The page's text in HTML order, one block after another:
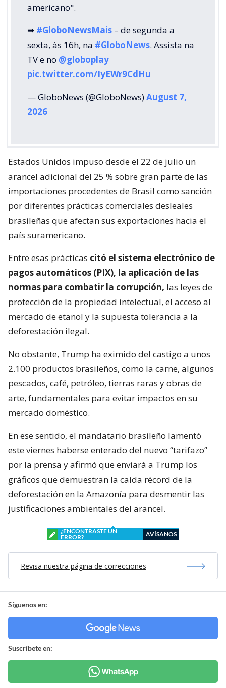
americano".
➡ #GloboNewsMais – de segunda a
sexta, às 16h, na #GloboNews. Assista na
TV e no @globoplay
pic.twitter.com/IyEWr9CdHu
— GloboNews (@GloboNews)August 7,
2026
Estados Unidos impuso desde el 22 de julio un
arancel adicional del 25 % sobre gran parte de las
importaciones procedentes de Brasil como sanción
por diferentes prácticas comerciales desleales
brasileñas que afectan sus exportaciones hacia el
país suramericano.
Entre esas prácticas citó el sistema electrónico de
pagos automáticos (PIX), la aplicación de las
normas para combatir la corrupción, las leyes de
protección de la propiedad intelectual, el acceso al
mercado de etanol y la supuesta tolerancia a la
deforestación ilegal.
No obstante, Trump ha eximido del castigo a unos
2.100 productos brasileños, como la carne, algunos
pescados, café, petróleo, tierras raras y obras de
arte, fundamentales para evitar impactos en su
mercado doméstico.
En ese sentido, el mandatario brasileño lamentó
este viernes haberse enterado del nuevo “tarifazo”
por la prensa y afirmó que enviará a Trump los
gráficos que demuestran la caída récord de la
deforestación en la Amazonía para desmentir las
justificaciones ambientales del arancel.
¿ENCONTRASTE UN
ERROR?
AVÍSANOS
Revisa nuestra página de correcciones
Síguenos en:
Suscríbete en: